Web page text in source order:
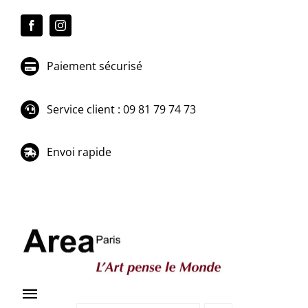
Paiement sécurisé
Service client : 09 81 79 74 73
Envoi rapide